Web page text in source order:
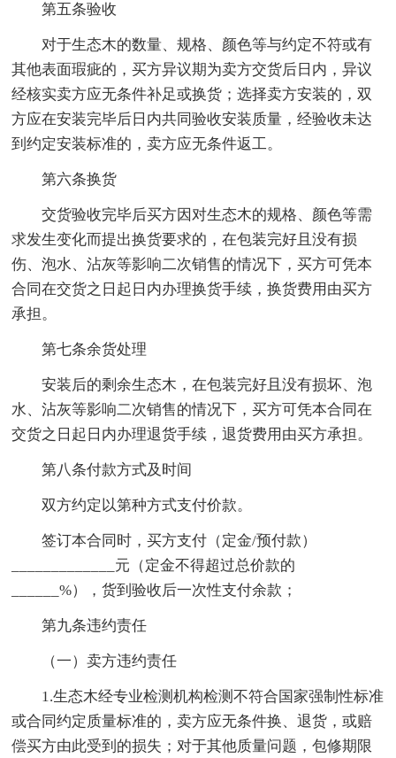
第五条验收
对于生态木的数量、规格、颜色等与约定不符或有
其他表面瑕疵的，买方异议期为卖方交货后日内，异议
经核实卖方应无条件补足或换货；选择卖方安装的，双
方应在安装完毕后日内共同验收安装质量，经验收未达
到约定安装标准的，卖方应无条件返工。
第六条换货
交货验收完毕后买方因对生态木的规格、颜色等需
求发生变化而提出换货要求的，在包装完好且没有损
伤、泡水、沾灰等影响二次销售的情况下，买方可凭本
合同在交货之日起日内办理换货手续，换货费用由买方
承担。
第七条余货处理
安装后的剩余生态木，在包装完好且没有损坏、泡
水、沾灰等影响二次销售的情况下，买方可凭本合同在
交货之日起日内办理退货手续，退货费用由买方承担。
第八条付款方式及时间
双方约定以第种方式支付价款。
签订本合同时，买方支付（定金/预付款）
_____________元（定金不得超过总价款的
______%），货到验收后一次性支付余款；
第九条违约责任
（一）卖方违约责任
1.生态木经专业检测机构检测不符合国家强制性标准
或合同约定质量标准的，卖方应无条件换、退货，或赔
偿买方由此受到的损失；对于其他质量问题，包修期限